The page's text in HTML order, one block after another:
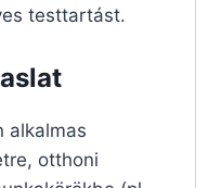
testtartást.
alkalmas
otthoni